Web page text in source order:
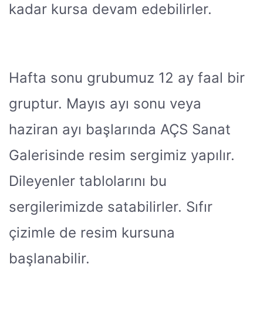
kadar kursa devam edebilirler.
Hafta sonu grubumuz 12 ay faal bir
gruptur. Mayıs ayı sonu veya
haziran ayı başlarında AÇS Sanat
Galerisinde resim sergimiz yapılır.
Dileyenler tablolarını bu
sergilerimizde satabilirler. Sıfır
çizimle de resim kursuna
başlanabilir.